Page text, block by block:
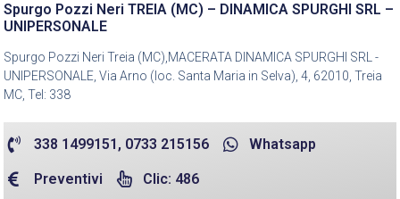
Spurgo Pozzi Neri TREIA (MC) – DINAMICA SPURGHI SRL –
UNIPERSONALE
Spurgo Pozzi Neri Treia (MC),MACERATA DINAMICA SPURGHI SRL -
UNIPERSONALE, Via Arno (loc. Santa Maria in Selva), 4, 62010, Treia
MC, Tel: 338
338 1499151, 0733 215156 Whatsapp
Preventivi Clic: 486